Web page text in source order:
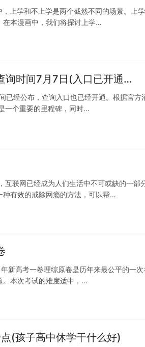
，上学和不上学是两个截然不同的场景。上
在本漫画中，我们将探讨上学…
询时间7月7日(入口已开通…
已经公布，查询入口也已经开通。根据官
一个重要的里程碑，同时…
互联网已经成为人们生活中不可或缺的一
种有效的戒除网瘾的方法，可以帮…
新高考一卷理综原卷是历年来最公平的一
。本次考试的难度适中，…
(孩子高中休学干什么好)